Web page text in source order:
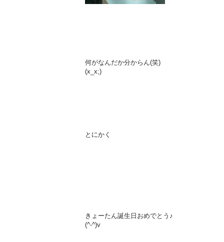
何がなんだか分からん(笑)
(x_x;)
とにかく
きょーたん誕生日おめでとう♪
(^-^)v